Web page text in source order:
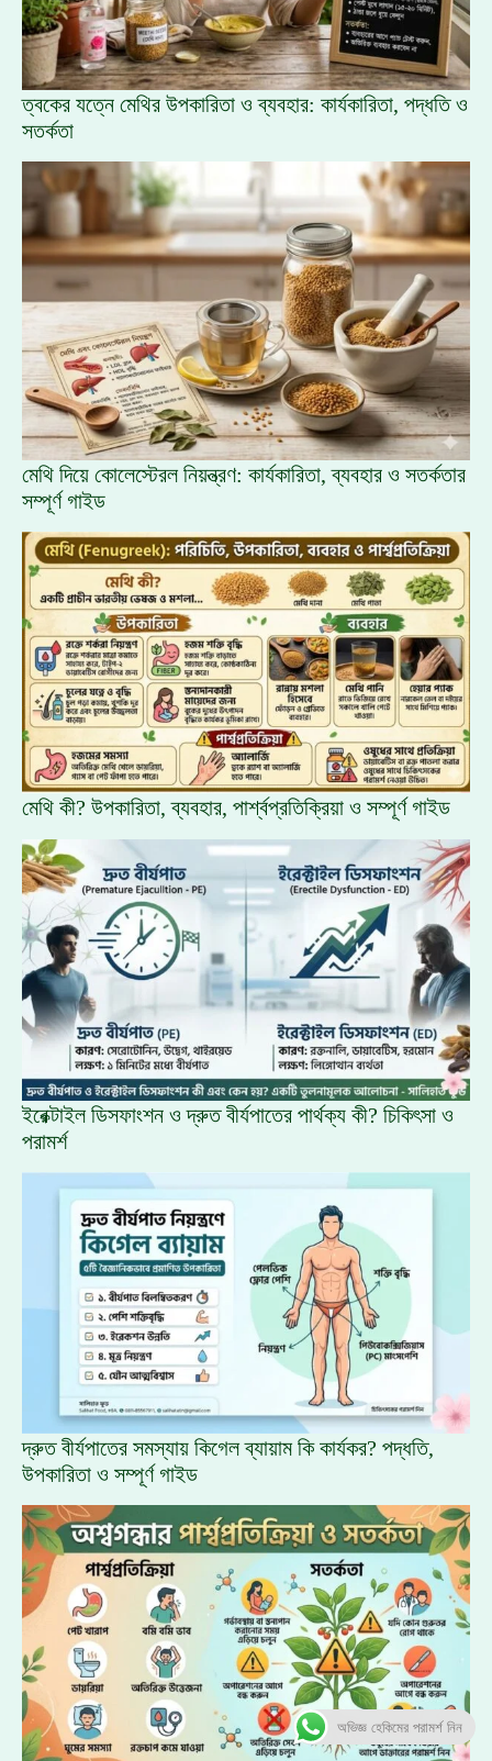
ত্বকের যত্নে মেথির উপকারিতা ও ব্যবহার: কার্যকারিতা, পদ্ধতি ও
সতর্কতা
মেথি দিয়ে কোলেস্টেরল নিয়ন্ত্রণ: কার্যকারিতা, ব্যবহার ও সতর্কতার
সম্পূর্ণ গাইড
মেথি কী? উপকারিতা, ব্যবহার, পার্শ্বপ্রতিক্রিয়া ও সম্পূর্ণ গাইড
ইরেক্টাইল ডিসফাংশন ও দ্রুত বীর্যপাতের পার্থক্য কী? চিকিৎসা ও
পরামর্শ
দ্রুত বীর্যপাতের সমস্যায় কিগেল ব্যায়াম কি কার্যকর? পদ্ধতি,
উপকারিতা ও সম্পূর্ণ গাইড
অভিজ্ঞ হেকিমের পরামর্শ নিন